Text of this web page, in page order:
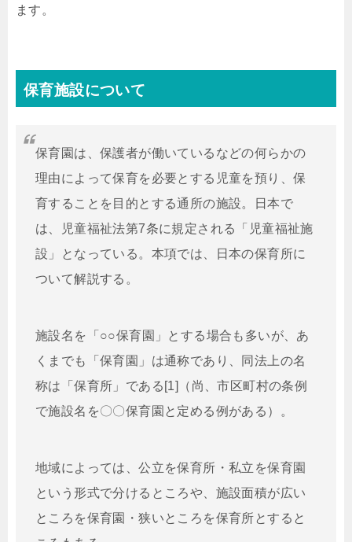
ます。
保育施設について
保育園は、保護者が働いているなどの何らかの
理由によって保育を必要とする児童を預り、保
育することを目的とする通所の施設。日本で
は、児童福祉法第7条に規定される「児童福祉施
設」となっている。本項では、日本の保育所に
ついて解説する。
施設名を「○○保育園」とする場合も多いが、あ
くまでも「保育園」は通称であり、同法上の名
称は「保育所」である[1]（尚、市区町村の条例
で施設名を〇〇保育園と定める例がある）。
地域によっては、公立を保育所・私立を保育園
という形式で分けるところや、施設面積が広い
ところを保育園・狭いところを保育所とすると